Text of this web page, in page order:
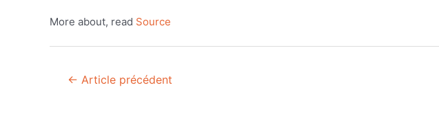
More about, read Source
Navigation
← Article précédent